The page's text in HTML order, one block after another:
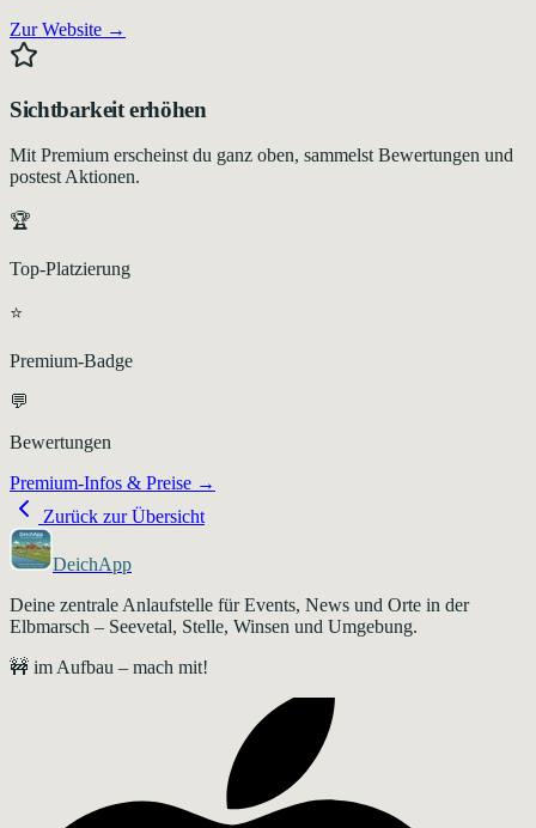
Zur Website →
Sichtbarkeit erhöhen
Mit Premium erscheinst du ganz oben, sammelst Bewertungen und
postest Aktionen.
🏆
Top-Platzierung
⭐
Premium-Badge
💬
Bewertungen
Premium-Infos & Preise →
Zurück zur Übersicht
DeichApp
Deine zentrale Anlaufstelle für Events, News und Orte in der
Elbmarsch – Seevetal, Stelle, Winsen und Umgebung.
🚧 im Aufbau – mach mit!